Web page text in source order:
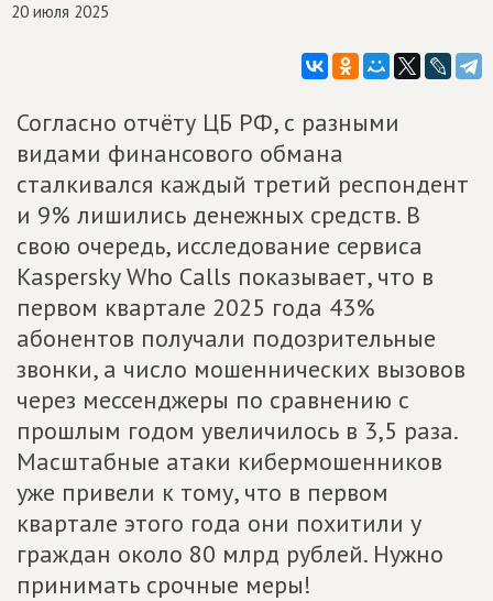
20 июля 2025
Согласно отчёту ЦБ РФ, с разными
видами финансового обмана
сталкивался каждый третий респондент
и 9% лишились денежных средств. В
свою очередь, исследование сервиса
Kaspersky Who Calls показывает, что в
первом квартале 2025 года 43%
абонентов получали подозрительные
звонки, а число мошеннических вызовов
через мессенджеры по сравнению с
прошлым годом увеличилось в 3,5 раза.
Масштабные атаки кибермошенников
уже привели к тому, что в первом
квартале этого года они похитили у
граждан около 80 млрд рублей. Нужно
принимать срочные меры!